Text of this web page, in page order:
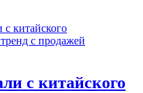
с китайского